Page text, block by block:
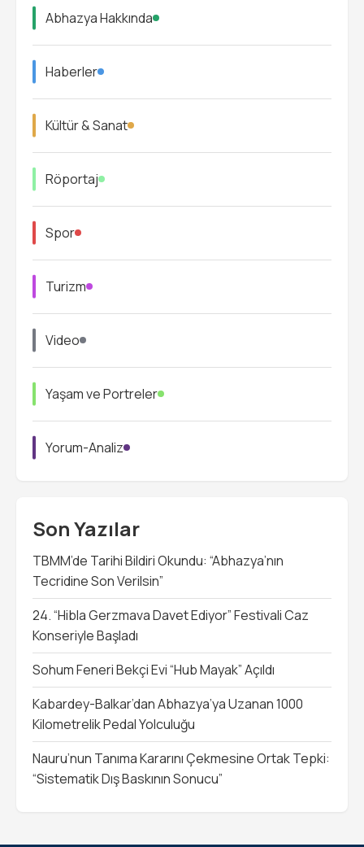
Abhazya Hakkında
Haberler
Kültür & Sanat
Röportaj
Spor
Turizm
Video
Yaşam ve Portreler
Yorum-Analiz
Son Yazılar
TBMM’de Tarihi Bildiri Okundu: “Abhazya’nın
Tecridine Son Verilsin”
24. “Hibla Gerzmava Davet Ediyor” Festivali Caz
Konseriyle Başladı
Sohum Feneri Bekçi Evi “Hub Mayak” Açıldı
Kabardey-Balkar’dan Abhazya’ya Uzanan 1000
Kilometrelik Pedal Yolculuğu
Nauru’nun Tanıma Kararını Çekmesine Ortak Tepki:
“Sistematik Dış Baskının Sonucu”